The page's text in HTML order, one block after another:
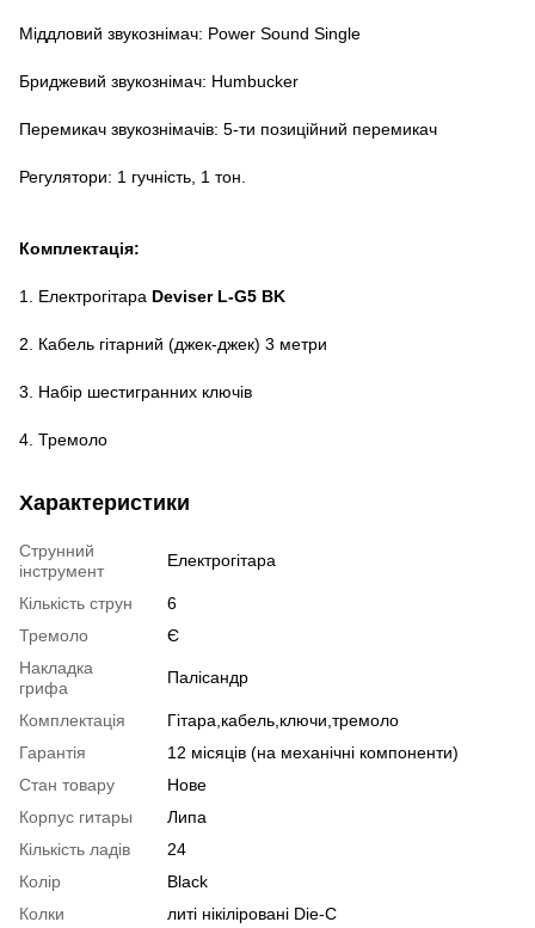
Міддловий звукознімач: Power Sound Single
Бриджевий звукознімач: Humbucker
Перемикач звукознімачів: 5-ти позиційний перемикач
Регулятори: 1 гучність, 1 тон.
Комплектація:
1. Електрогітара Deviser L-G5 BK
2. Кабель гітарний (джек-джек) 3 метри
3. Набір шестигранних ключів
4. Тремоло
Характеристики
Струнний
інструмент
Електрогітара
Кількість струн
6
Тремоло
Є
Накладка
грифа
Палісандр
Комплектація
Гітара,кабель,ключи,тремоло
Гарантія
12 місяців (на механічні компоненти)
Стан товару
Нове
Корпус гитары
Липа
Кількість ладів
24
Колір
Black
Колки
литі нікіліровані Die-C